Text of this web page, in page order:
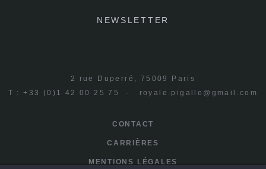
NEWSLETTER
CONTACT
CARRIÈRES
MENTIONS LÉGALES
2 rue Duperré, 75009 Paris
T : +33 (0)1 42 00 25 75 · royale.pigalle@gmail.com